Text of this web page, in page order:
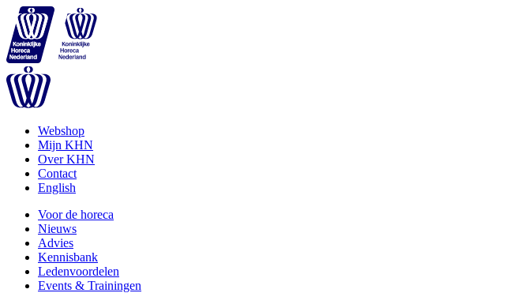
Webshop
Mijn KHN
Over KHN
Contact
English
Voor de horeca
Nieuws
Advies
Kennisbank
Ledenvoordelen
Events & Trainingen